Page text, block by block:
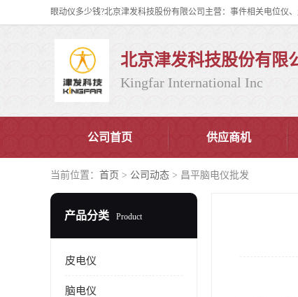
北京津发科技股份有限
Kingfar International Inc
公司首页 供应商机
当前位置： 首页 > 公司动态 > 昌平脑电仪批发
产品分类 Product
皮电仪
脑电仪